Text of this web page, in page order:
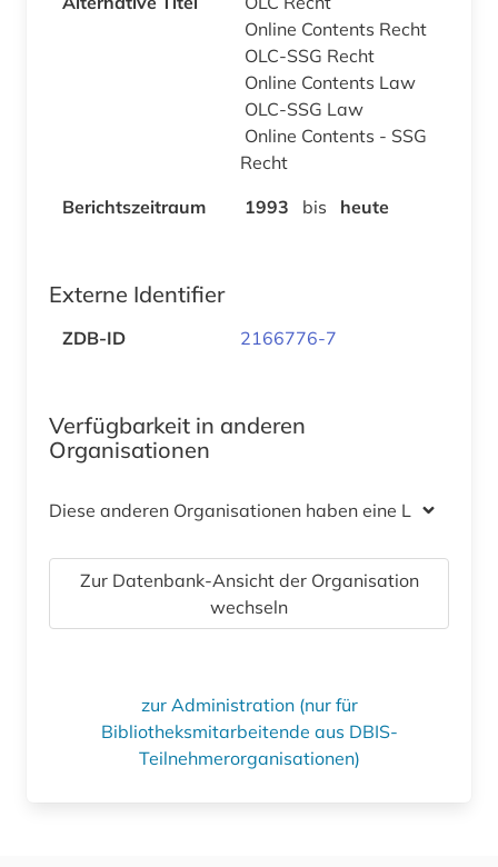
Online Contents Recht
OLC-SSG Recht
Online Contents Law
OLC-SSG Law
Online Contents - SSG
Recht
Berichtszeitraum
1993 bis heute
Externe Identifier
ZDB-ID 2166776-7
Verfügbarkeit in anderen
Organisationen
Diese anderen Organisationen haben eine Lizenz
Zur Datenbank-Ansicht der Organisation
wechseln
zur Administration (nur für
Bibliotheksmitarbeitende aus DBIS-
Teilnehmerorganisationen)